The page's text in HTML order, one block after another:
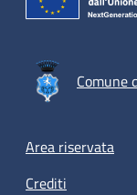
Comune
Footer
Area riservata
Crediti